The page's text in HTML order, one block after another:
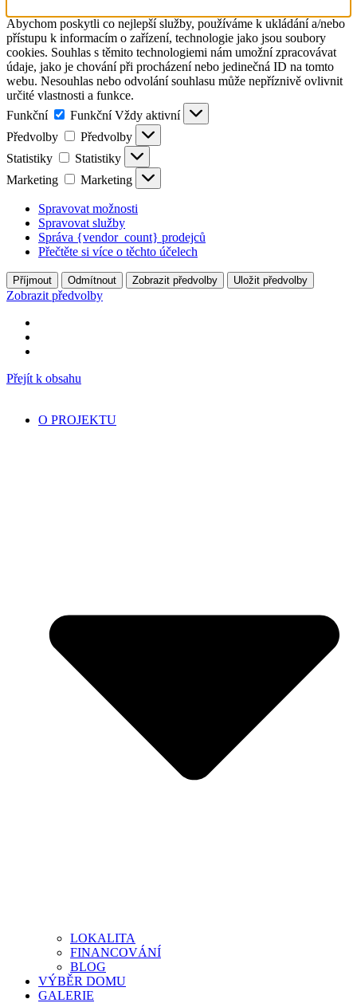
Abychom poskytli co nejlepší služby, používáme k ukládání a/nebo
přístupu k informacím o zařízení, technologie jako jsou soubory
cookies. Souhlas s těmito technologiemi nám umožní zpracovávat
údaje, jako je chování při procházení nebo jedinečná ID na tomto
webu. Nesouhlas nebo odvolání souhlasu může nepříznivě ovlivnit
určité vlastnosti a funkce.
Funkční
Funkční Vždy aktivní
Předvolby
Předvolby
Statistiky
Statistiky
Marketing
Marketing
Spravovat možnosti
Spravovat služby
Správa {vendor_count} prodejců
Přečtěte si více o těchto účelech
Příjmout Odmítnout Zobrazit předvolby Uložit předvolby
Zobrazit předvolby
Přejít k obsahu
O PROJEKTU
LOKALITA
FINANCOVÁNÍ
BLOG
VÝBĚR DOMU
GALERIE